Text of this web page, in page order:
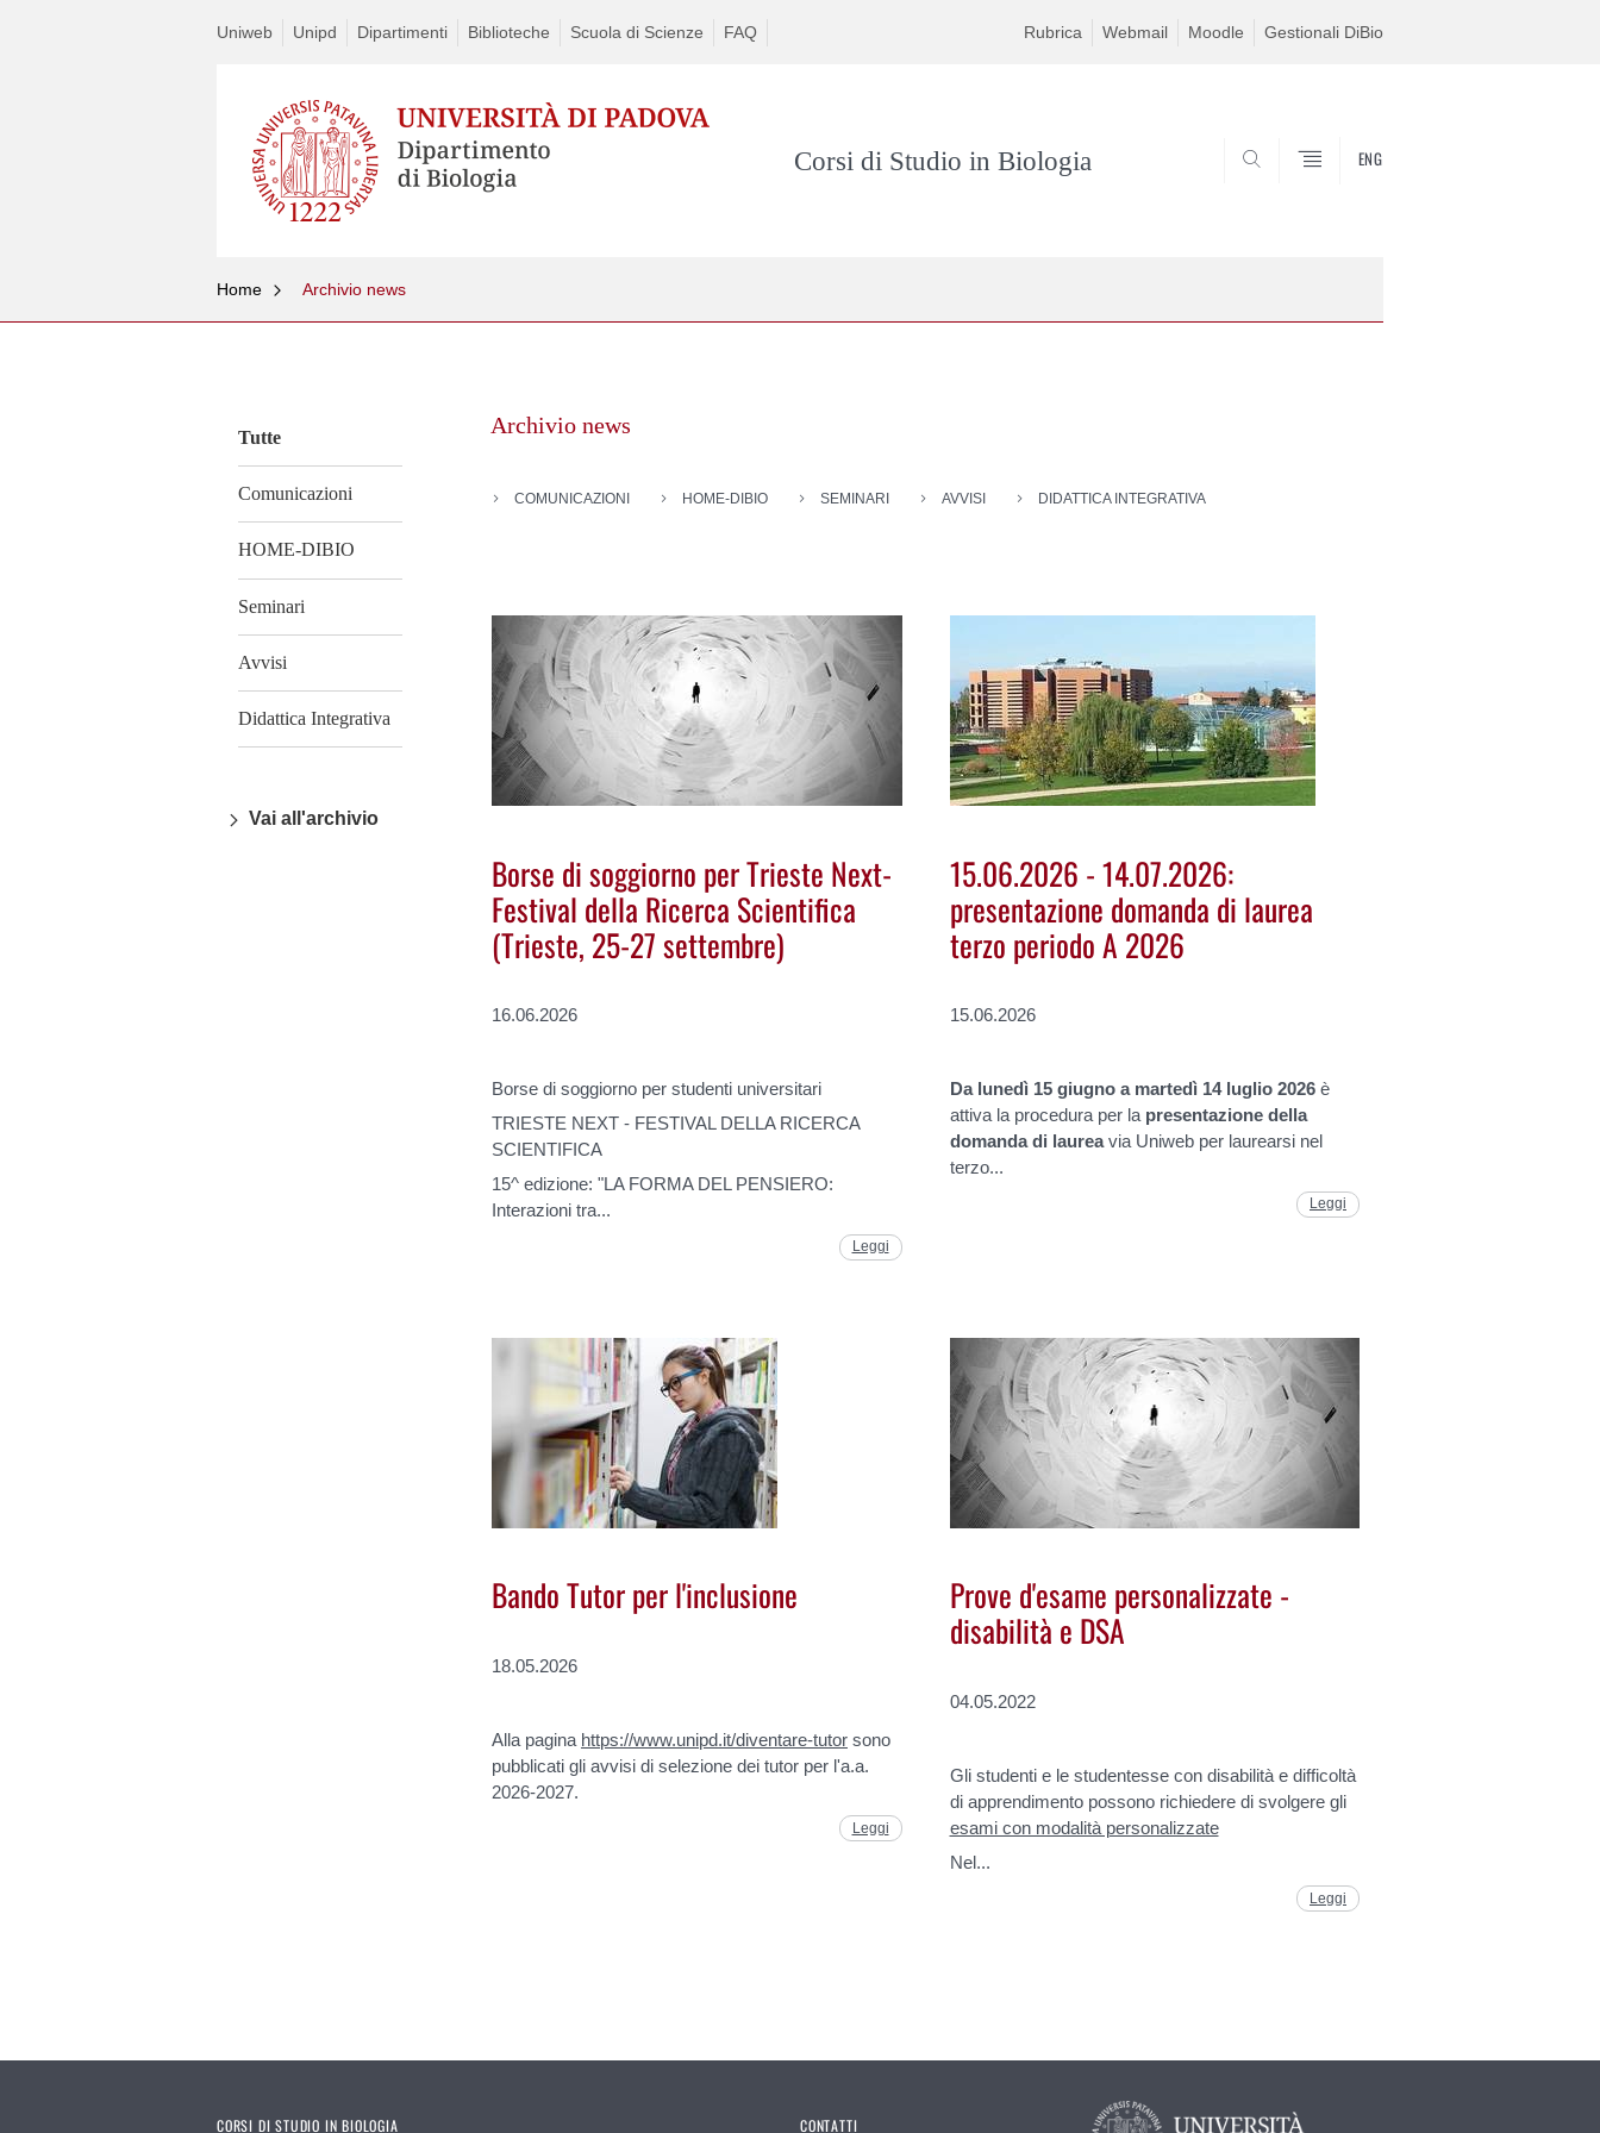
Uniweb Unipd Dipartimenti Biblioteche Scuola di Scienze FAQ Rubrica Webmail Moodle Gestionali DiBio
Corsi di Studio in Biologia ENG
Home Archivio news
Tutte
Comunicazioni
HOME-DIBIO
Seminari
Avvisi
Didattica Integrativa
Vai all'archivio
Archivio news
COMUNICAZIONI HOME-DIBIO SEMINARI AVVISI DIDATTICA INTEGRATIVA
Borse di soggiorno per Trieste Next-
Festival della Ricerca Scientifica
(Trieste, 25-27 settembre)
16.06.2026
Borse di soggiorno per studenti universitari
TRIESTE NEXT - FESTIVAL DELLA RICERCA
SCIENTIFICA
15^ edizione: "LA FORMA DEL PENSIERO:
Interazioni tra...
Leggi
15.06.2026 - 14.07.2026:
presentazione domanda di laurea
terzo periodo A 2026
15.06.2026
Da lunedì 15 giugno a martedì 14 luglio 2026è
attiva la procedura per lapresentazione della
domanda di laureavia Uniweb per laurearsi nel
terzo...
Leggi
Bando Tutor per l'inclusione
18.05.2026
Alla pagina https://www.unipd.it/diventare-tutor sono
pubblicati gli avvisi di selezione dei tutor per l'a.a.
2026-2027.
Leggi
Prove d'esame personalizzate -
disabilità e DSA
04.05.2022
Gli studenti e le studentesse con disabilità e difficoltà
di apprendimento possono richiedere di svolgere gli
esami con modalità personalizzate
Nel...
Leggi
CORSI DI STUDIO IN BIOLOGIA CONTATTI